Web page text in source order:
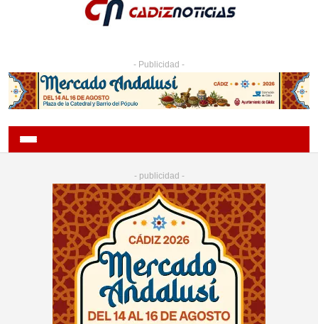
- Publicidad -
- publicidad -